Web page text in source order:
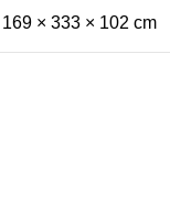
169 × 333 × 102 cm